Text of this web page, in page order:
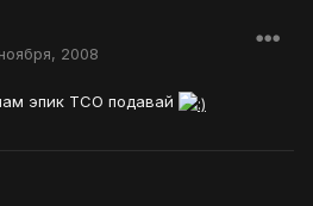
2008
эпик ТСО подавай